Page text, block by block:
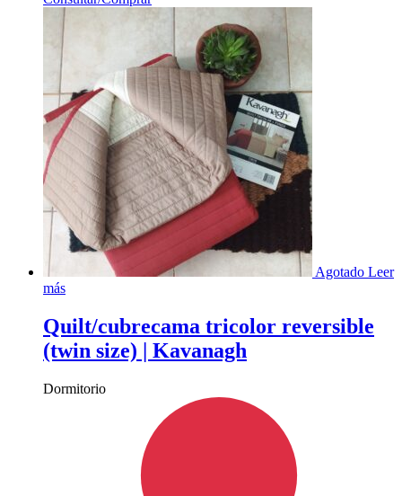
Agotado Leer
más
Quilt/cubrecama tricolor reversible
(twin size) | Kavanagh
Dormitorio